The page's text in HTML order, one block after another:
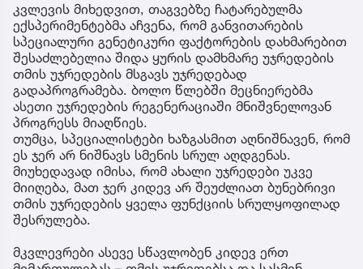
კვლევის მიხედვით, თაგვებზე ჩატარებულმა
ექსპერიმენტებმა აჩვენა, რომ განვითარების
სპეციალური გენეტიკური ფაქტორების დახმარებით
შესაძლებელია შიდა ყურის დამხმარე უჯრედების
თმის უჯრედების მსგავს უჯრედებად
გადაპროგრამება. ბოლო წლებში მეცნიერებმა
ასეთი უჯრედების რეგენერაციაში მნიშვნელოვან
პროგრესს მიაღწიეს.
თუმცა, სპეციალისტები ხაზგასმით აღნიშნავენ, რომ
ეს ჯერ არ ნიშნავს სმენის სრულ აღდგენას.
მიუხედავად იმისა, რომ ახალი უჯრედები უკვე
მიიღება, მათ ჯერ კიდევ არ შეუძლიათ ბუნებრივი
თმის უჯრედების ყველა ფუნქციის სრულყოფილად
შესრულება.
მკვლევრები ასევე სწავლობენ კიდევ ერთ